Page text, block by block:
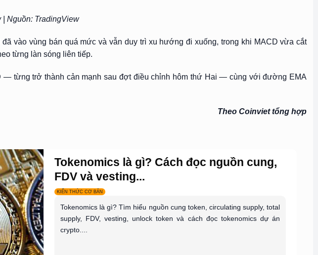
Nguồn: TradingView
vào vùng bán quá mức và vẫn duy trì xu hướng đi xuống, trong khi MACD vừa cắt
từng làn sóng liên tiếp.
từng trở thành cản mạnh sau đợt điều chỉnh hôm thứ Hai — cùng với đường EMA
Theo Coinviet tổng hợp
Tokenomics là gì? Cách đọc nguồn cung,
FDV và vesting...
KIẾN THỨC CƠ BẢN
Tokenomics là gì? Tìm hiểu nguồn cung token, circulating supply, total
supply, FDV, vesting, unlock token và cách đọc tokenomics dự án
crypto....